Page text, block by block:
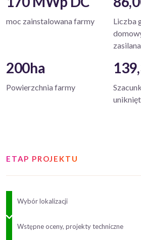
moc zainstalowana farmy
Liczba
200ha
Powierzchnia farmy
ETAP PROJEKTU
Wybór lokalizacji
Wstępne oceny, projekty techniczne